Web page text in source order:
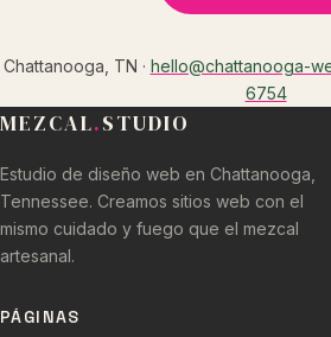
Chattanooga, TN · hello@chattanooga-
6754
MEZCAL.STUDIO
Estudio de diseño web en Chattanooga,
Tennessee. Creamos sitios web con el
mismo cuidado y fuego que el mezcal
artesanal.
PÁGINAS